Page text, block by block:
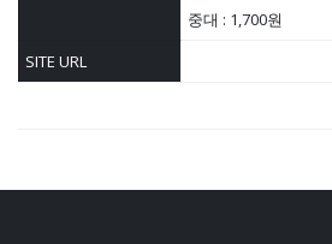
중대 : 1,700원
SITE URL